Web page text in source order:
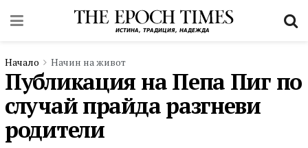
Начало Начин на живот
Публикация на Пепа Пиг по
случай прайда разгневи
родители